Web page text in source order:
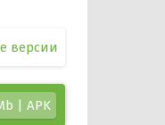
версии
| APK